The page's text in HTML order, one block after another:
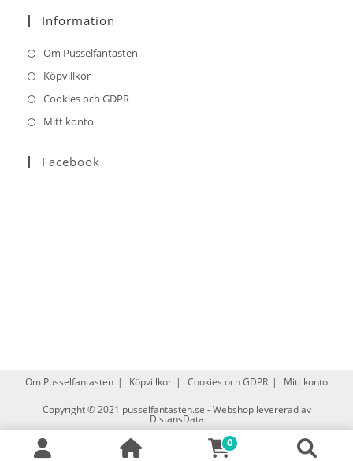
Information
Om Pusselfantasten
Köpvillkor
Cookies och GDPR
Mitt konto
Facebook
Om Pusselfantasten Köpvillkor Cookies och GDPR Mitt konto
Copyright © 2021 pusselfantasten.se -Webshop levererad av
DistansData
0